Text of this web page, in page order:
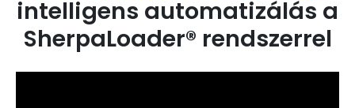
intelligens automatizálás a
SherpaLoader® rendszerrel